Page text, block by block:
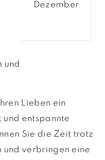
Dezember
und
Lieben ein
und entspannte
Sie die Zeit trotz
und verbringen eine